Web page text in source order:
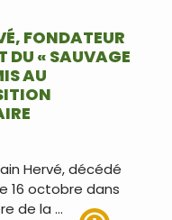
FONDATEUR
DU « SAUVAGE
AU
Hervé, décédé
16 octobre dans
de la …